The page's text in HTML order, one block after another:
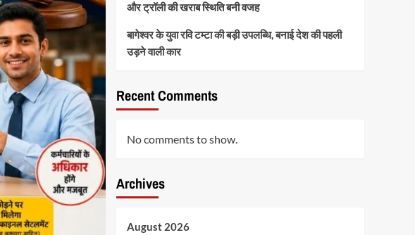
और ट्रॉली की खराब स्थिति बनी वजह
बागेश्वर के युवा रवि टम्टा की बड़ी उपलब्धि, बनाई देश की पहली
उड़ने वाली कार
Recent Comments
No comments to show.
Archives
August 2026